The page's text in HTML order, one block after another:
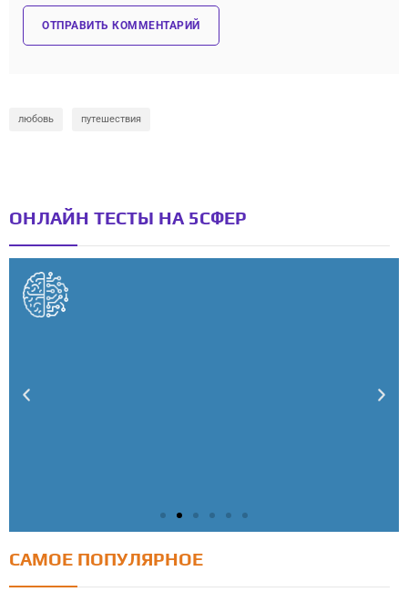
любовь путешествия
ОНЛАЙН ТЕСТЫ НА 5СФЕР
Тест: Как я контролирую свою жизнь?
САМОЕ ПОПУЛЯРНОЕ